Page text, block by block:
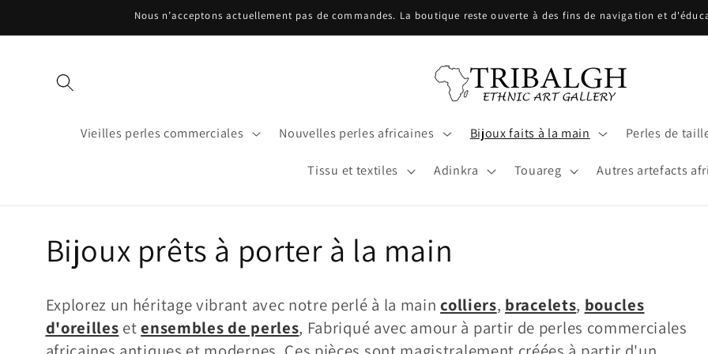
au
Nous n’acceptons actuellement pas de commandes. La boutique reste ouverte à des fins de navigation et
Vieilles perles commerciales Nouvelles perles africaines Bijoux faits à la main Perles de
Tissu et textiles Adinkra Touareg Autres artefacts
C
o
l
Bijoux prêts à porter à la main
Explorez un héritage vibrant avec notre perlé à la maincolliers, bracelets, boucles
d'oreilles etensembles de perles, Fabriqué avec amour à partir de perles commerciales